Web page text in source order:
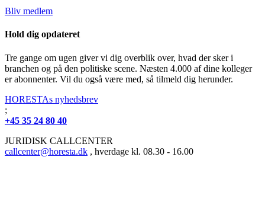
Bliv medlem
Hold dig opdateret
Tre gange om ugen giver vi dig overblik over, hvad der sker i
branchen og på den politiske scene. Næsten 4.000 af dine kolleger
er abonnenter. Vil du også være med, så tilmeld dig herunder.
HORESTAs nyhedsbrev
;
+45 35 24 80 40
JURIDISK CALLCENTER
callcenter@horesta.dk , hverdage kl. 08.30 - 16.00